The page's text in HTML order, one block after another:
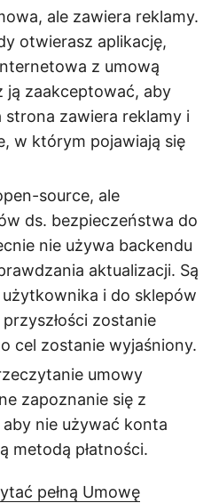
ale zawiera reklamy.
otwierasz aplikację,
z umową
ją zaakceptować, aby
strona zawiera reklamy i
w którym pojawiają się
source, ale
ds. bezpieczeństwa do
nie używa backendu
aktualizacji. Są
i do sklepów
zostanie
cel zostanie wyjaśniony.
umowy
zapoznanie się z
nie używać konta
metodą płatności.
pełną Umowę